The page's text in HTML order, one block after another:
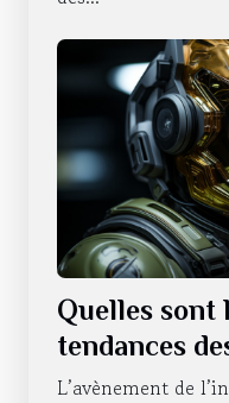
Quelles sont
tendances
artificielles
L’avènement de